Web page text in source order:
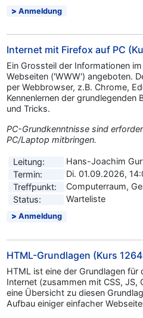
Anmeldung
Internet mit Firefox auf PC
Ein Grossteil der Informationen
Webseiten ('WWW') angeboten.
per Webbrowser, z.B. Chrome,
Kennenlernen der grundlegenden
und Tricks.
PC-Grundkenntnisse sind
PC/Laptop mitbringen.
Leitung:
Hans-Joachim
Termin:
Di. 01.09.2026,
Treffpunkt:
Computerraum,
Status:
Warteliste
Anmeldung
HTML-Grundlagen (Kurs
HTML ist eine der Grundlagen
Internet (zusammen mit CSS, JS,
eine Übersicht zu diesen
Aufbau einiger einfacher